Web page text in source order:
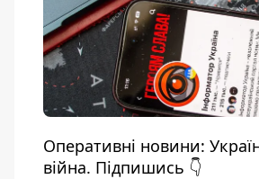
Оперативні новини:
війна. Підпишись 👇